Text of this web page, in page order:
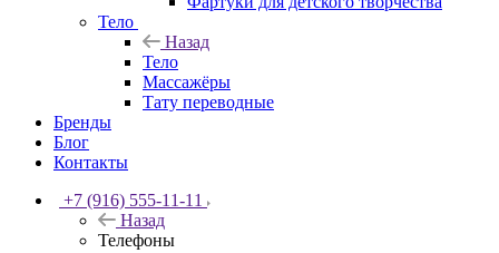
Тело
Назад
Тело
Массажёры
Тату переводные
Бренды
Блог
Контакты
+7 (916) 555-11-11
Назад
Телефоны